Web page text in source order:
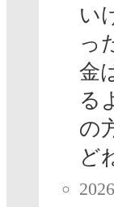
い
っ
金
る
の
ど